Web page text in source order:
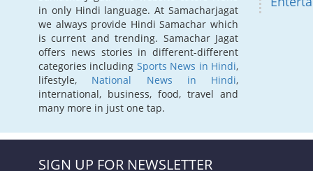
in only Hindi language. At Samacharjagat
we always provide Hindi Samachar which
is current and trending. Samachar Jagat
offers news stories in different-different
categories including Sports News in Hindi,
lifestyle, National News in Hindi,
international, business, food, travel and
many more in just one tap.
SIGN UP FOR NEWSLETTER